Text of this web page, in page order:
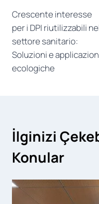
articoli
Crescente interesse
per i DPI riutilizzabili
settore sanitario:
Soluzioni e
ecologiche
İlginizi
Konular